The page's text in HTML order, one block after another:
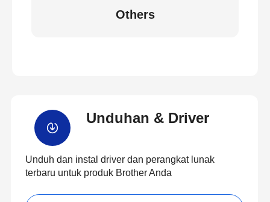
Others
Unduhan & Driver
Unduh dan instal driver dan perangkat lunak
terbaru untuk produk Brother Anda